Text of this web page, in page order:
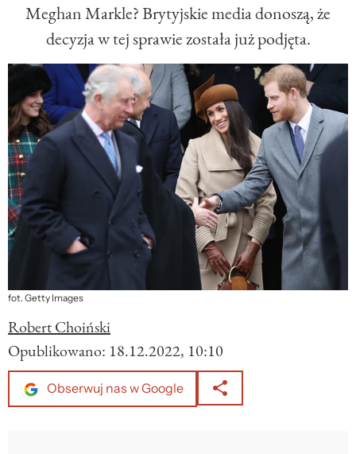
Meghan Markle? Brytyjskie media donoszą, że
decyzja w tej sprawie została już podjęta.
fot. Getty Images
Robert Choiński
Opublikowano: 18.12.2022, 10:10
Obserwuj nas w Google